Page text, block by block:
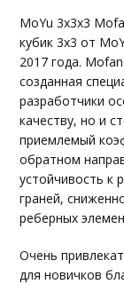
MoYu 3x3x3
кубик 3х3 от
2017 года.
созданная
разработчики
качеству, но и
приемлемый
обратном
устойчивость к
граней,
реберных
Очень
для новичков